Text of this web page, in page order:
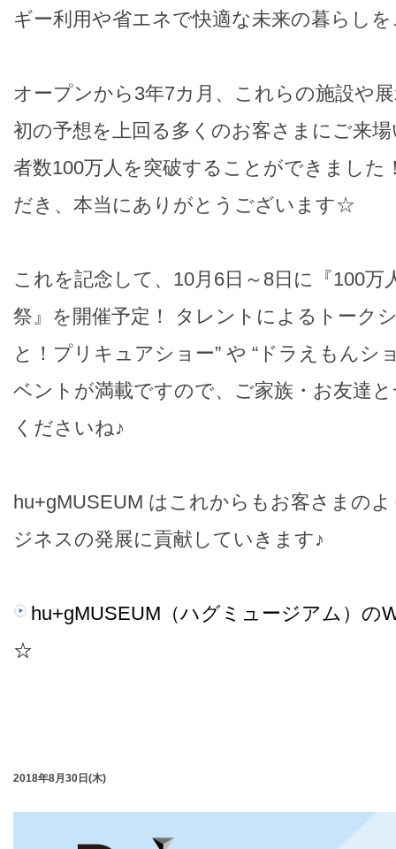
ギー利用や省エネで快適な未来の暮らし
オープンから3年7カ月、これらの施設や
初の予想を上回る多くのお客さまにご来
者数100万人を突破することができました
だき、本当にありがとうございます☆
これを記念して、10月6日～8日に『100万
祭』を開催予定！ タレントによるトーク
と！プリキュアショー” や “ドラえもんシ
ベントが満載ですので、ご家族・お友達
くださいね♪
hu+gMUSEUM はこれからもお客さまの
ジネスの発展に貢献していきます♪
hu+gMUSEUM（ハグミュージアム）の
☆
2018年8月30日(木)